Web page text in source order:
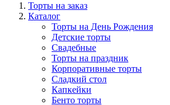
Торты на заказ
Каталог
Торты на День Рождения
Детские торты
Свадебные
Торты на праздник
Корпоративные торты
Сладкий стол
Капкейки
Бенто торты